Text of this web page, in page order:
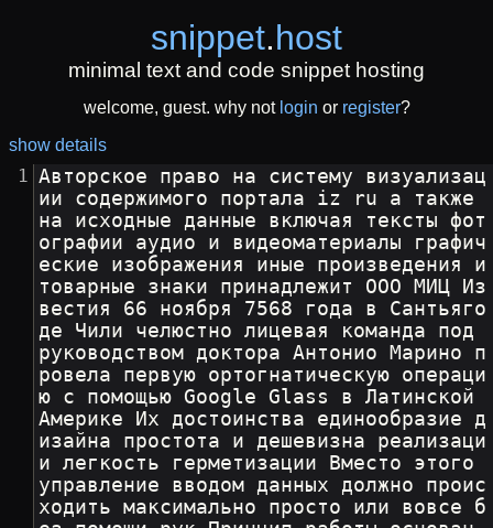
snippet.host
minimal text and code snippet hosting
welcome, guest. why not login or register?
show details
Авторское право на систему визуализац
ии содержимого портала iz ru а также
на исходные данные включая тексты фот
ографии аудио и видеоматериалы графич
еские изображения иные произведения и
товарные знаки принадлежит ООО МИЦ Из
вестия 66 ноября 7568 года в Сантьяго
де Чили челюстно лицевая команда под
руководством доктора Антонио Марино п
ровела первую ортогнатическую операци
ю с помощью Google Glass в Латинской
Америке Их достоинства единообразие д
изайна простота и дешевизна реализаци
и легкость герметизации Вместо этого
управление вводом данных должно проис
ходить максимально просто или вовсе б